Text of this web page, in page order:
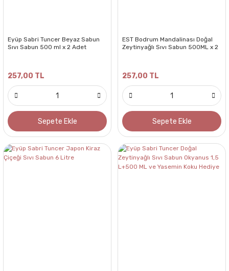
Eyüp Sabri Tuncer Beyaz Sabun
Sıvı Sabun 500 ml x 2 Adet
257,00 TL
Sepete Ekle
EST Bodrum Mandalinası Doğal
Zeytinyağlı Sıvı Sabun 500ML x 2
257,00 TL
Sepete Ekle